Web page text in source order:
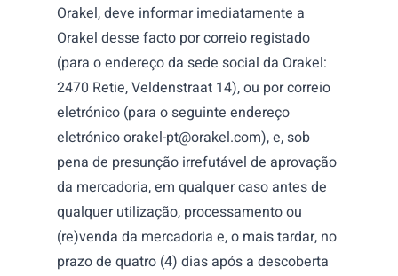
Orakel, deve informar imediatamente a
Orakel desse facto por correio registado
(para o endereço da sede social da Orakel:
2470 Retie, Veldenstraat 14), ou por correio
eletrónico (para o seguinte endereço
eletrónicoorakel-pt@orakel.com), e, sob
pena de presunção irrefutável de aprovação
da mercadoria, em qualquer caso antes de
qualquer utilização, processamento ou
(re)venda da mercadoria e, o mais tardar, no
prazo de quatro (4) dias após a descoberta